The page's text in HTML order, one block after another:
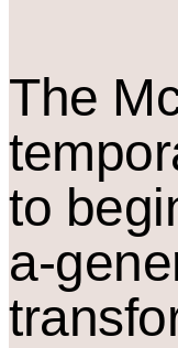
The M
to
a-